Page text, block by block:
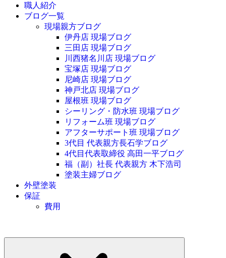
職人紹介
ブログ一覧
現場親方ブログ
伊丹店 現場ブログ
三田店 現場ブログ
川西猪名川店 現場ブログ
宝塚店 現場ブログ
尼崎店 現場ブログ
神戸北店 現場ブログ
屋根班 現場ブログ
シーリング・防水班 現場ブログ
リフォーム班 現場ブログ
アフターサポート班 現場ブログ
3代目 代表親方長石学ブログ
4代目代表取締役 高田一平ブログ
福（副）社長 代表親方 木下浩司
塗装主婦ブログ
外壁塗装
保証
費用